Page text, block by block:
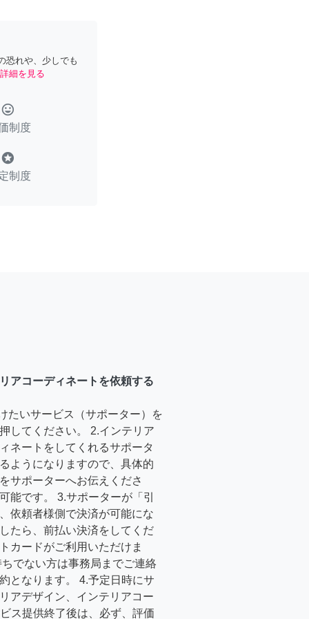
恐れや、少しでも
詳細を見る
tag_faces
制度
stars
制度
アコーディネートを依頼する
たいサービス（サポーター）を
してください。 2.インテリア
ネートをしてくれるサポータ
ようになりますので、具体的
サポーターへお伝えくださ
能です。 3.サポーターが「引
依頼者様側で決済が可能にな
たら、前払い決済をしてくだ
カードがご利用いただけま
でない方は事務局までご連絡
となります。 4.予定日時にサ
アデザイン、インテリアコー
ス提供終了後は、必ず、評価